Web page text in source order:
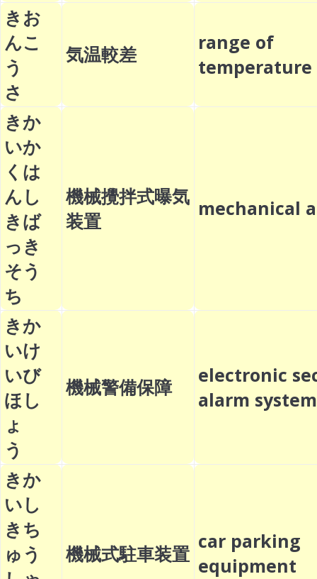
きお
んこ
う
さ
気温較差
range of
きか
いか
くは
んし
きば
っき
そう
ち
機械攪拌式曝気
装置
きか
いけ
いび
ほし
ょ
う
機械警備保障
electronic
alarm
きか
いし
きち
ゅう
機械式駐車装置
car parking
equipment